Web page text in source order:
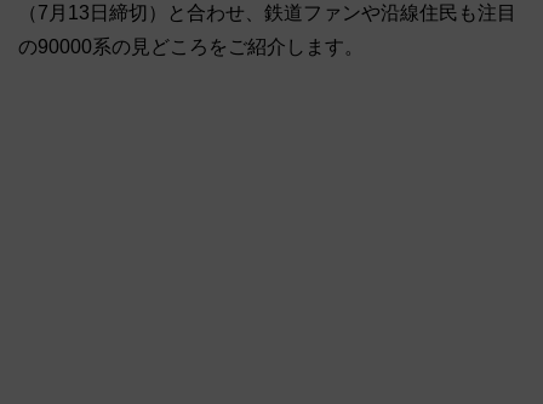
（7月13日締切）と合わせ、鉄道ファンや沿線住民も注目
の90000系の見どころをご紹介します。